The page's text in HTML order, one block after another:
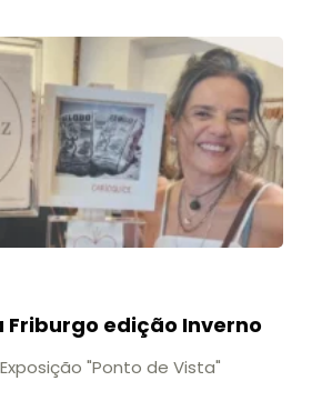
Friburgo edição Inverno
"Ponto de Vista"